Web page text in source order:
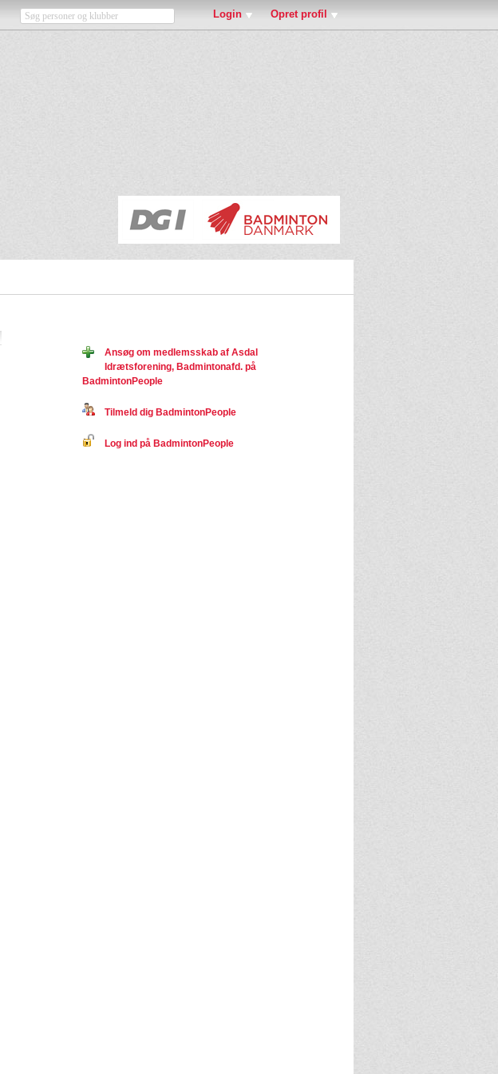
Login Opret profil
Ansøg om medlemsskab af Asdal
Idrætsforening, Badmintonafd. på
BadmintonPeople
Tilmeld dig BadmintonPeople
Log ind på BadmintonPeople